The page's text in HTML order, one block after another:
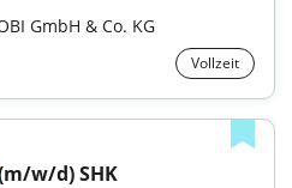
GmbH & Co. KG
Vollzeit
w/d) SHK